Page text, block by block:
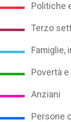
Politiche
Terzo
Famiglie,
Povertà
Anziani
Persone